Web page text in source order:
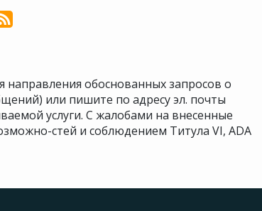
направления обоснованных запросов о
или пишите по адресу эл. почты
услуги. С жалобами на внесенные
стей и соблюдением Титула VI, ADA